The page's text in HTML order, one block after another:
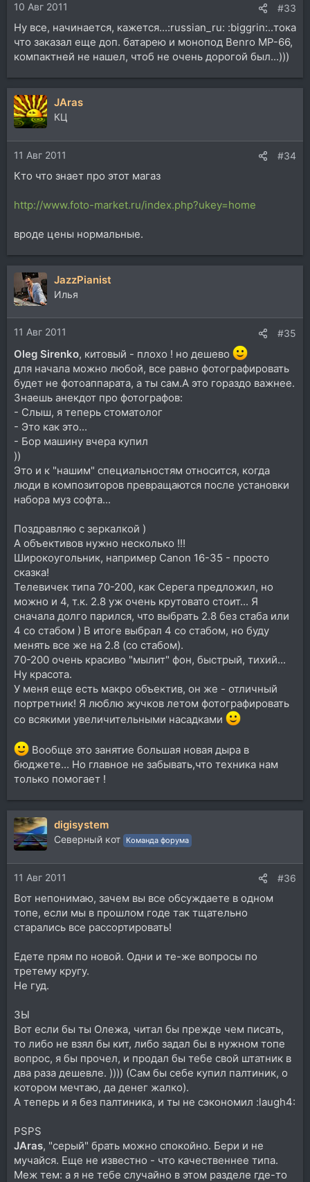
10 Авг 2011 #33
Ну все, начинается, кажется...:russian_ru: :biggrin:..тока
что заказал еще доп. батарею и монопод Benro MP-66,
компактней не нашел, чтоб не очень дорогой был...)))
JAras
КЦ
11 Авг 2011 #34
Кто что знает про этот магаз
http://www.foto-market.ru/index.php?ukey=home
вроде цены нормальные.
JazzPianist
Илья
11 Авг 2011 #35
Oleg Sirenko, китовый - плохо ! но дешево
для начала можно любой, все равно фотографировать
будет не фотоаппарата, а ты сам.А это гораздо важнее.
Знаешь анекдот про фотографов:
- Слыш, я теперь стоматолог
- Это как это...
- Бор машину вчера купил
))
Это и к "нашим" специальностям относится, когда
люди в композиторов превращаются после установки
набора муз софта...
Поздравляю с зеркалкой )
А объективов нужно несколько !!!
Широкоугольник, например Canon 16-35 - просто
сказка!
Телевичек типа 70-200, как Серега предложил, но
можно и 4, т.к. 2.8 уж очень крутовато стоит... Я
сначала долго парился, что выбрать 2.8 без стаба или
4 со стабом ) В итоге выбрал 4 со стабом, но буду
менять все же на 2.8 (со стабом).
70-200 очень красиво "мылит" фон, быстрый, тихий...
Ну красота.
У меня еще есть макро объектив, он же - отличный
портретник! Я люблю жучков летом фотографировать
со всякими увеличительными насадками
Вообще это занятие большая новая дыра в
бюджете... Но главное не забывать,что техника нам
только помогает !
digisystem
Северный кот Команда форума
11 Авг 2011 #36
Вот непонимаю, зачем вы все обсуждаете в одном
топе, если мы в прошлом годе так тщательно
старались все рассортировать!
Едете прям по новой. Одни и те-же вопросы по
третему кругу.
Не гуд.
ЗЫ
Вот если бы ты Олежа, читал бы прежде чем писать,
то либо не взял бы кит, либо задал бы в нужном топе
вопрос, я бы прочел, и продал бы тебе свой штатник в
два раза дешевле. )))) (Сам бы себе купил палтиник, о
котором мечтаю, да денег жалко).
А теперь и я без палтиника, и ты не сэкономил :laugh4:
PSPS
JAras, "серый" брать можно спокойно. Бери и не
мучайся. Еще не известно - что качественнее типа.
Меж тем: а я не тебе случайно в этом разделе где-то